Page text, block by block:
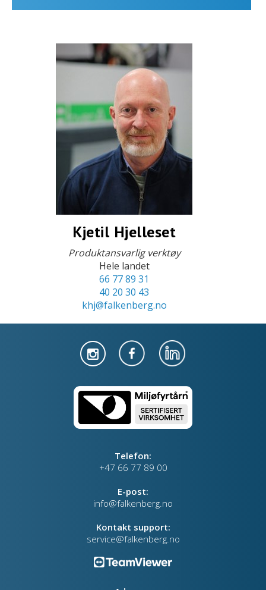
Kjetil Hjelleset
Produktansvarlig verktøy
Hele landet
66 77 89 31
40 20 30 43
khj@falkenberg.no
Telefon:
+47 66 77 89 00
E-post:
info@falkenberg.no
Kontakt support:
service@falkenberg.no